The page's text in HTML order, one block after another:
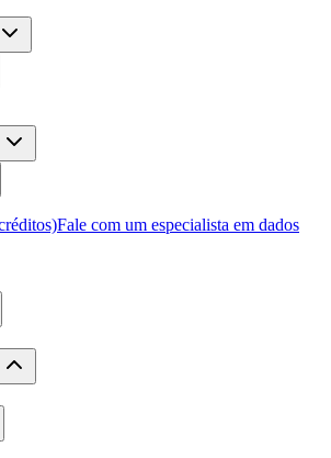
Fale com um especialista em dados